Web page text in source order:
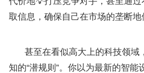
取信息，确保自己在市场的垄断地
甚至在看似高大上的科技领域
知的“潜规则”。你以为最新的智能